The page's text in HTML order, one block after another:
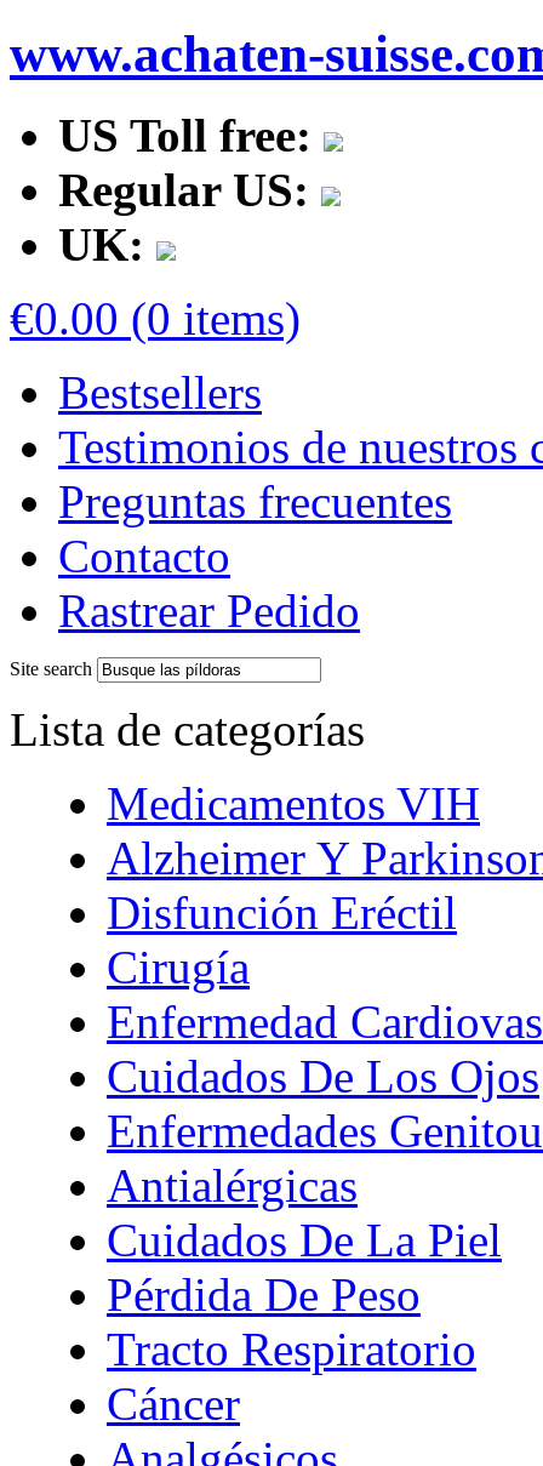
www.achaten-
US Toll free:
Regular US:
UK:
€0.00 (0 items)
Bestsellers
Testimonios de nuestros
Preguntas frecuentes
Contacto
Rastrear Pedido
Site search
Lista de categorías
Medicamentos VIH
Alzheimer Y
Disfunción Eréctil
Cirugía
Enfermedad
Cuidados De Los Ojos
Enfermedades
Antialérgicas
Cuidados De La Piel
Pérdida De Peso
Tracto Respiratorio
Cáncer